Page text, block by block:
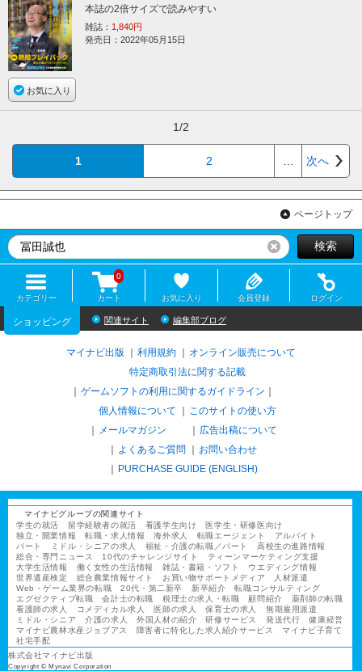
お気に入り
本誌の2倍サイズで読みやすい
雑誌： 1,840円
発売日：2022年05月15日
1/2
1 2 次へ
ページトップ
リセット検索
カテゴリー カート
0
お気に入り 会員登録 ログイン
ショッピング 関連サイト 編集部ブログ
マイナビ出版 利用規約
オンライン販売について
特定商取引法に関する記載
ゲームソフトの利用に関するガイドライン
個人情報について
このサイトの使い方
メールマガジン
広告出稿について
よくあるご質問
お問い合わせ
PURCHASE GUIDE (ENGLISH)
マイナビグループの関連サイト
学生の就活
留学経験者の就活 看護学生向け
医学生・研修医向け
独立・開業情報
転職・求人情報 海外求人 転職エージェント
アルバイト
パート
ミドル・シニアの求人 福祉・介護の転職／パート
高校生の進路情報
総合・専門ニュース
10代のチャレンジサイト
ティーンマーケティング支援
大学生活情報
働く女性の生活情報 雑誌・書籍・ソフト
ウエディング情報
世界遺産検定
総合農業情報サイト お買い物サポートメディア
人材派遣
Web・ゲーム業界の転職
20代・第二新卒 新卒紹介
転職コンサルティング
エグゼクティブ転職
会計士の転職 税理士の求人・転職 顧問紹介
薬剤師の転職
看護師の求人
コメディカル求人 医師の求人 保育士の求人
無期雇用派遣
ミドル・シニア
介護の求人 外国人材の紹介 研修サービス 発送代行
健康経営
マイナビ農林水産ジョブアス
障害者に特化した求人紹介サービス
マイナビ子育て
社宅手配
株式会社マイナビ出版
Copyright © Mynavi Corporation